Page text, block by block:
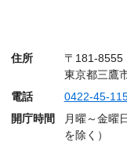
住所
〒181-
東京都三鷹
電話
0422-45-
開庁時間
月曜～金曜
を除く）